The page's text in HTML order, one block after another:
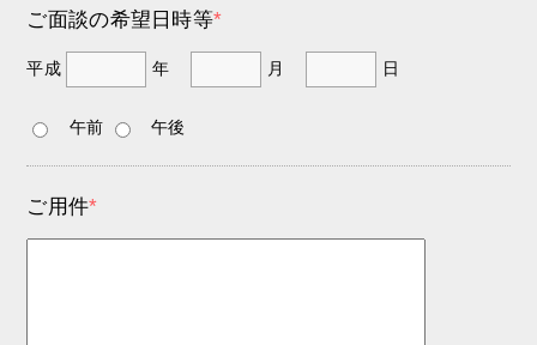
ご面談の希望日時等*
平成 年 月 日
午前 午後
ご用件*